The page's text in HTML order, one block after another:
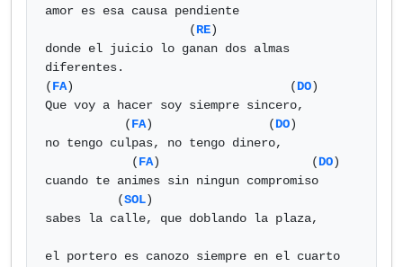
amor es esa causa pendiente
                    (
RE)
donde el juicio lo ganan dos almas
diferentes.
(FA)                              (DO)
Que voy a hacer soy siempre sincero,
           (
FA)                (DO)
no tengo culpas, no tengo dinero,
            (
FA)                     (DO)
cuando te animes sin ningun compromiso
          (
SOL)
sabes la calle, que doblando la plaza,
el portero es canozo siempre en el cuarto